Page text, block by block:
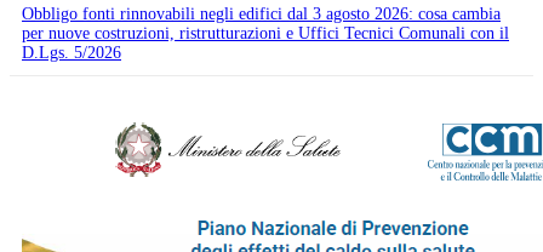
Obbligo fonti rinnovabili negli edifici dal 3 agosto 2026: cosa cambia
per nuove costruzioni, ristrutturazioni e Uffici Tecnici Comunali con il
D.Lgs. 5/2026